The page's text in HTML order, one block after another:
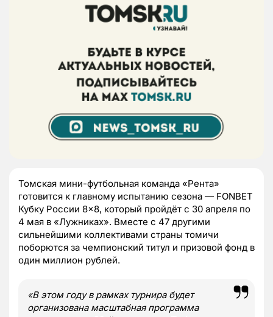
Томская мини-футбольная команда «Рента»
готовится к главному испытанию сезона — FONBET
Кубку России 8×8, который пройдёт с 30 апреля по
4 мая в «Лужниках». Вместе с 47 другими
сильнейшими коллективами страны томичи
поборются за чемпионский титул и призовой фонд в
один миллион рублей.
«В этом году в рамках турнира будет
организована масштабная программа